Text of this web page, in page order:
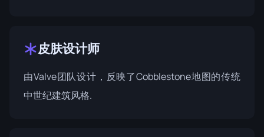
皮肤设计师
由Valve团队设计，反映了Cobblestone地图的传统
中世纪建筑风格.